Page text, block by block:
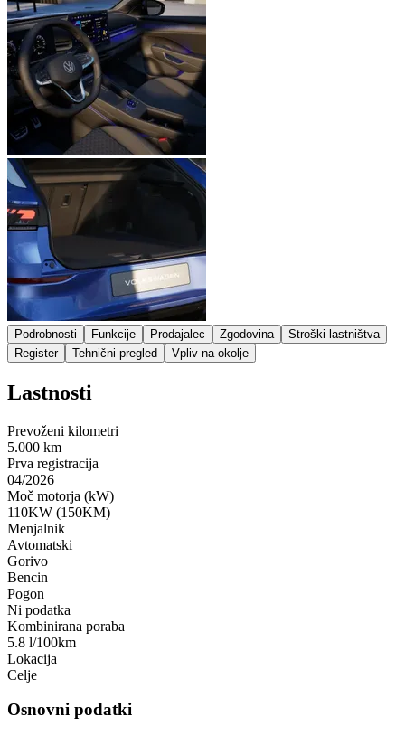
Podrobnosti Funkcije Prodajalec Zgodovina
Stroški lastništva
Register
Tehnični pregled Vpliv na okolje
Lastnosti
Prevoženi kilometri
5.000 km
Prva registracija
04/2026
Moč motorja (kW)
110KW (150KM)
Menjalnik
Avtomatski
Gorivo
Bencin
Pogon
Ni podatka
Kombinirana poraba
5.8 l/100km
Lokacija
Celje
Osnovni podatki